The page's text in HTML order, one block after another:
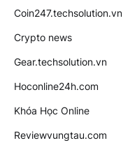
Coin247.techsolution.vn
Crypto news
Gear.techsolution.vn
Hoconline24h.com
Khóa Học Online
Reviewvungtau.com